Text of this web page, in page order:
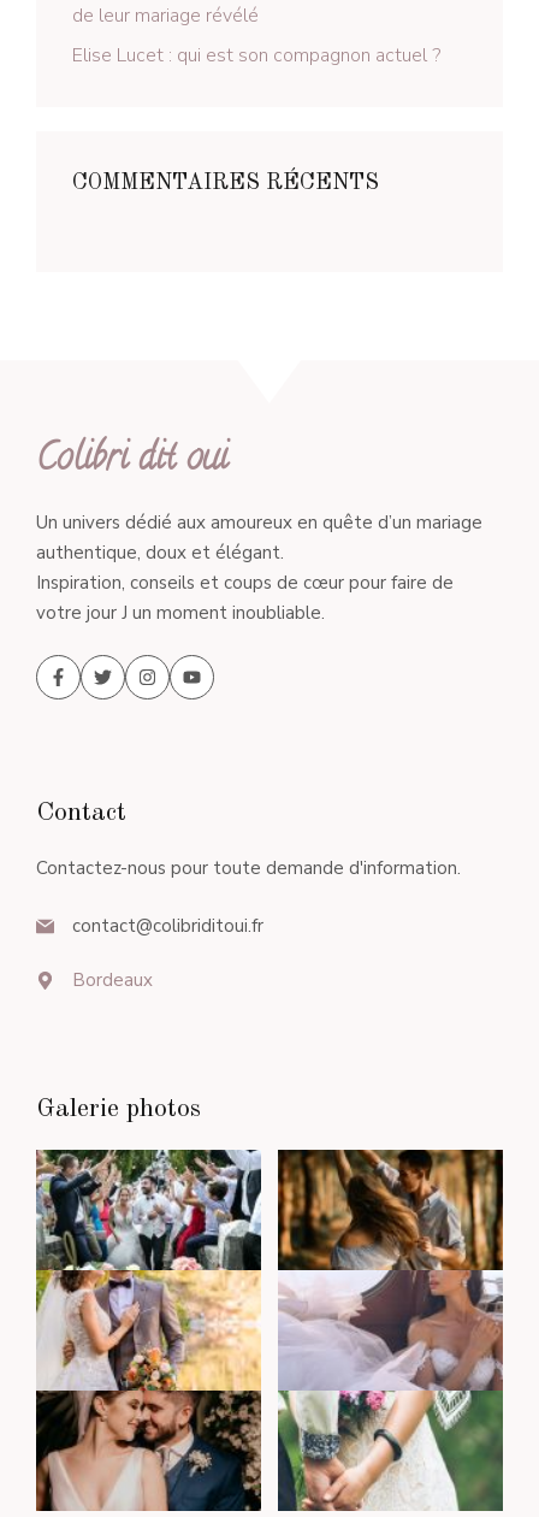
de leur mariage révélé
Elise Lucet : qui est son compagnon actuel ?
COMMENTAIRES RÉCENTS
Colibri dit oui
Un univers dédié aux amoureux en quête d’un mariage
authentique, doux et élégant.
Inspiration, conseils et coups de cœur pour faire de
votre jour J un moment inoubliable.
Contact
Contactez-nous pour toute demande d'information.
contact@colibriditoui.fr
Bordeaux
Galerie photos